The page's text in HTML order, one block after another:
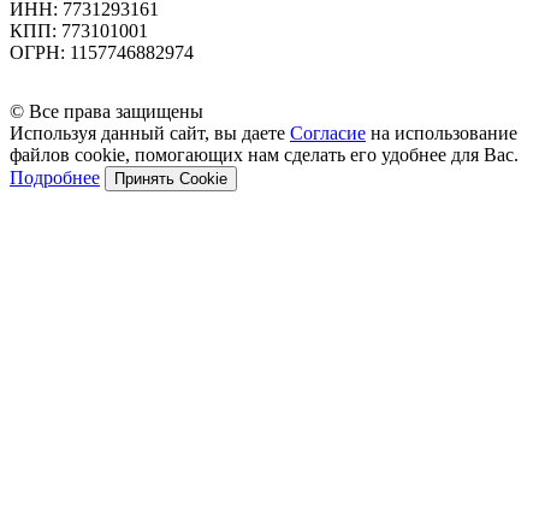
ИНН: 7731293161
КПП: 773101001
ОГРН: 1157746882974
© Все права защищены
Используя данный сайт, вы даете Согласие на использование
файлов cookie, помогающих нам сделать его удобнее для Вас.
Подробнее
Принять Cookie